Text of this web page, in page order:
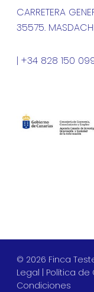
CARRETERA
35575.
| +34 828 150
© 2026 Finca
Legal
Política de
Condiciones